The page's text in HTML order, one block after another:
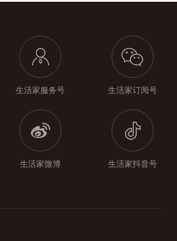
生活家服务号 生活家订阅号
生活家微博 生活家抖音号